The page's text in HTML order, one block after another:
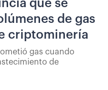
que se
de gas
criptominería
gas cuando
de